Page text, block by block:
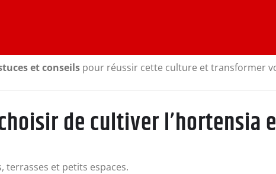
et conseils pour réussir cette culture et transformer
de cultiver l’hortensia
terrasses et petits espaces.